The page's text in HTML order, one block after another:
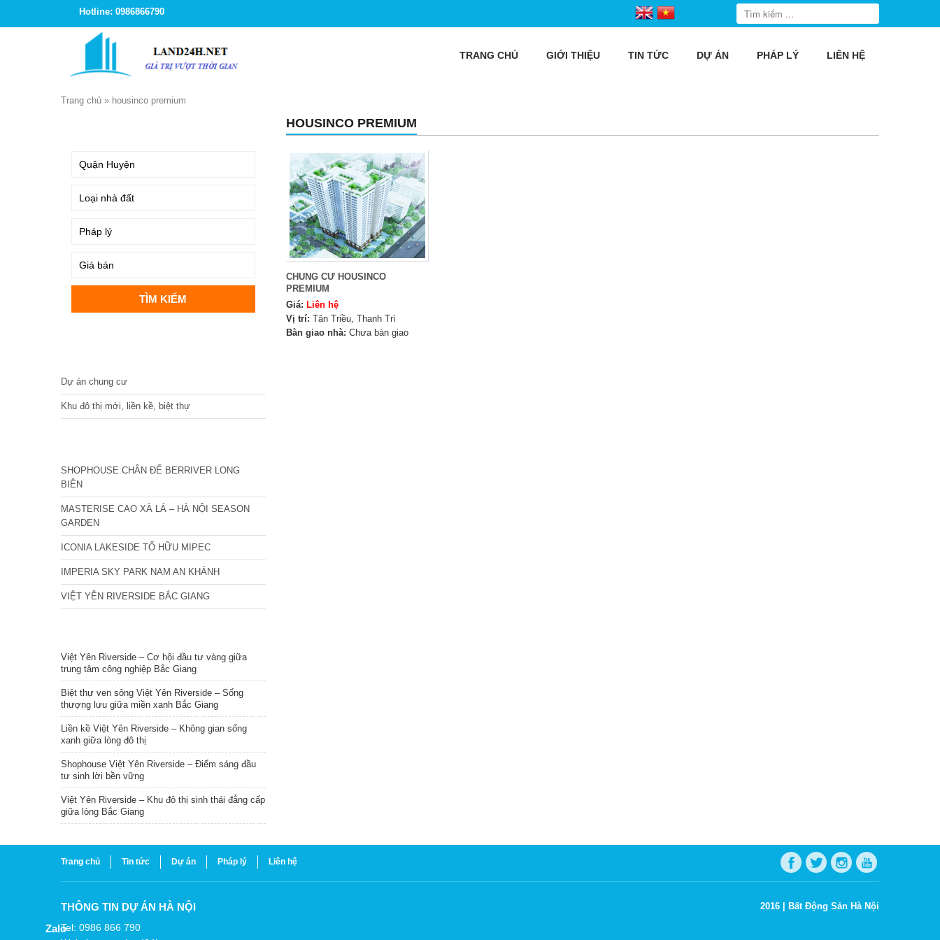
Hotline: 0986866790
TRANG CHỦ GIỚI THIỆU TIN TỨC DỰ ÁN PHÁP LÝ LIÊN HỆ
Trang chủ » housinco premium
HOUSINCO PREMIUM
CHUNG CƯ HOUSINCO
PREMIUM
Giá: Liên hệ
Vị trí: Tân Triều, Thanh Trì
Bàn giao nhà: Chưa bàn giao
Dự án chung cư
Khu đô thị mới, liền kề, biệt thự
SHOPHOUSE CHÂN ĐẾ BERRIVER LONG
BIÊN
MASTERISE CAO XÀ LÁ – HÀ NỘI SEASON
GARDEN
ICONIA LAKESIDE TỐ HỮU MIPEC
IMPERIA SKY PARK NAM AN KHÁNH
VIỆT YÊN RIVERSIDE BẮC GIANG
Việt Yên Riverside – Cơ hội đầu tư vàng giữa
trung tâm công nghiệp Bắc Giang
Biệt thự ven sông Việt Yên Riverside – Sống
thượng lưu giữa miền xanh Bắc Giang
Liền kề Việt Yên Riverside – Không gian sống
xanh giữa lòng đô thị
Shophouse Việt Yên Riverside – Điểm sáng đầu
tư sinh lời bền vững
Việt Yên Riverside – Khu đô thị sinh thái đẳng cấp
giữa lòng Bắc Giang
Trang chủ Tin tức Dự án Pháp lý Liên hệ
THÔNG TIN DỰ ÁN HÀ NỘI
Tel: 0986 866 790
2016 | Bất Động Sản Hà Nội
Zalo